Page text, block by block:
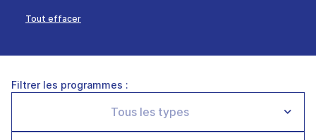
Tout effacer
Filtrer les programmes :